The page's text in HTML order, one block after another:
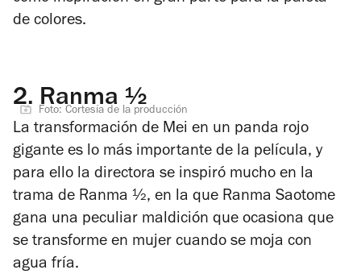
de colores.
2. Ranma ½
Foto: Cortesía de la producción
La transformación de Mei en un panda rojo
gigante es lo más importante de la película, y
para ello la directora se inspiró mucho en la
trama de Ranma ½, en la que Ranma Saotome
gana una peculiar maldición que ocasiona que
se transforme en mujer cuando se moja con
agua fría.